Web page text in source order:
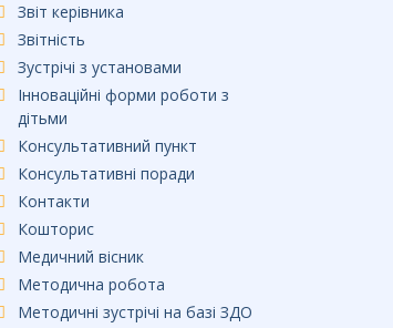
Звіт керівника
Звітність
Зустрічі з установами
Інноваційні форми роботи з
дітьми
Консультативний пункт
Консультативні поради
Контакти
Кошторис
Медичний вісник
Методична робота
Методичні зустрічі на базі ЗДО